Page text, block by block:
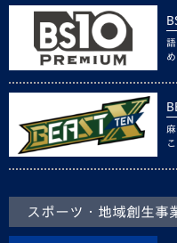
スポーツ・地域創生事